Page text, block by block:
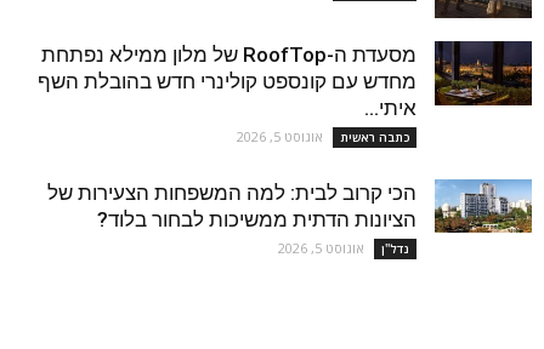
מסעדת ה-RoofTop של מלון ממילא נפתחת
מחדש עם קונספט קולינרי חדש בהובלת השף
איתי...
כתבה ראשית אוגוסט 5, 2026
הכי קרוב לבית: למה המשפחות הצעירות של
הציונות הדתית ממשיכות לבחור בלוד?
נדל''ן אוגוסט 5, 2026